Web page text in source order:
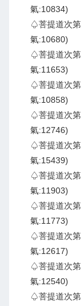
氣:10834)
♤菩提道次
氣:10680)
♤菩提道次
氣:11653)
♤菩提道次
氣:10858)
♤菩提道次
氣:12746)
♤菩提道次
氣:15439)
♤菩提道次
氣:11903)
♤菩提道次
氣:11773)
♤菩提道次
氣:12617)
♤菩提道次
氣:12540)
♤菩提道次